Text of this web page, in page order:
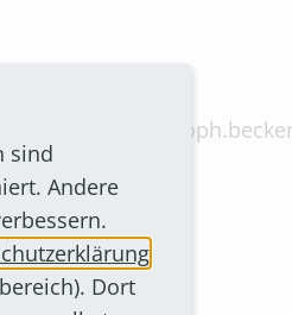
400 E-Mail:
sind
Andere
Dort